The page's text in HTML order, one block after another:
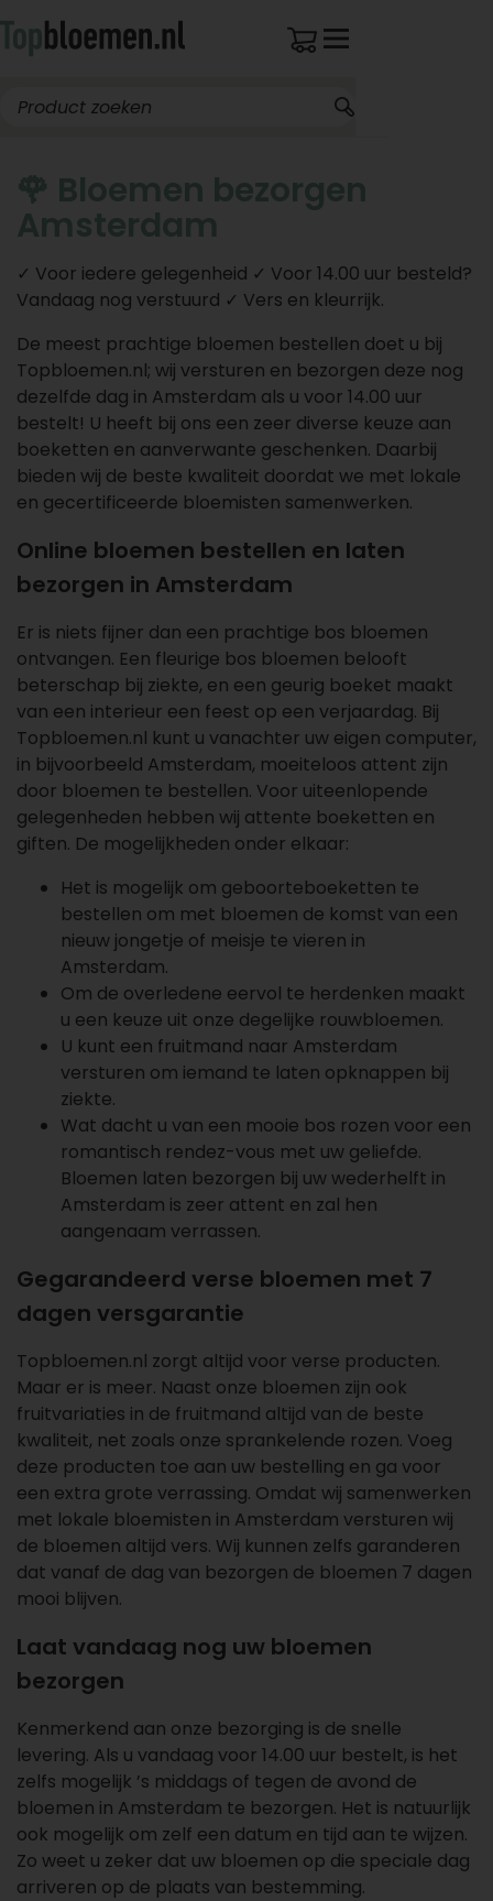
🌹 Bloemen bezorgen
Amsterdam
✓ Voor iedere gelegenheid ✓ Voor 14.00 uur besteld?
Vandaag nog verstuurd ✓ Vers en kleurrijk.
De meest prachtige bloemen bestellen doet u bij
Topbloemen.nl; wij versturen en bezorgen deze nog
dezelfde dag in Amsterdam als u voor 14.00 uur
bestelt! U heeft bij ons een zeer diverse keuze aan
boeketten en aanverwante geschenken. Daarbij
bieden wij de beste kwaliteit doordat we met lokale
en gecertificeerde bloemisten samenwerken.
Online bloemen bestellen en laten
bezorgen in Amsterdam
Er is niets fijner dan een prachtige bos bloemen
ontvangen. Een fleurige bos bloemen belooft
beterschap bij ziekte, en een geurig boeket maakt
van een interieur een feest op een verjaardag. Bij
Topbloemen.nl kunt u vanachter uw eigen computer,
in bijvoorbeeld Amsterdam, moeiteloos attent zijn
door bloemen te bestellen. Voor uiteenlopende
gelegenheden hebben wij attente boeketten en
giften. De mogelijkheden onder elkaar:
Het is mogelijk om geboorteboeketten te
bestellen om met bloemen de komst van een
nieuw jongetje of meisje te vieren in
Amsterdam.
Om de overledene eervol te herdenken maakt
u een keuze uit onze degelijke rouwbloemen.
U kunt een fruitmand naar Amsterdam
versturen om iemand te laten opknappen bij
ziekte.
Wat dacht u van een mooie bos rozen voor een
romantisch rendez-vous met uw geliefde.
Bloemen laten bezorgen bij uw wederhelft in
Amsterdam is zeer attent en zal hen
aangenaam verrassen.
Gegarandeerd verse bloemen met 7
dagen versgarantie
Topbloemen.nl zorgt altijd voor verse producten.
Maar er is meer. Naast onze bloemen zijn ook
fruitvariaties in de fruitmand altijd van de beste
kwaliteit, net zoals onze sprankelende rozen. Voeg
deze producten toe aan uw bestelling en ga voor
een extra grote verrassing. Omdat wij samenwerken
met lokale bloemisten in Amsterdam versturen wij
de bloemen altijd vers. Wij kunnen zelfs garanderen
dat vanaf de dag van bezorgen de bloemen 7 dagen
mooi blijven.
Laat vandaag nog uw bloemen
bezorgen
Kenmerkend aan onze bezorging is de snelle
levering. Als u vandaag voor 14.00 uur bestelt, is het
zelfs mogelijk ’s middags of tegen de avond de
bloemen in Amsterdam te bezorgen. Het is natuurlijk
ook mogelijk om zelf een datum en tijd aan te wijzen.
Zo weet u zeker dat uw bloemen op die speciale dag
arriveren op de plaats van bestemming.